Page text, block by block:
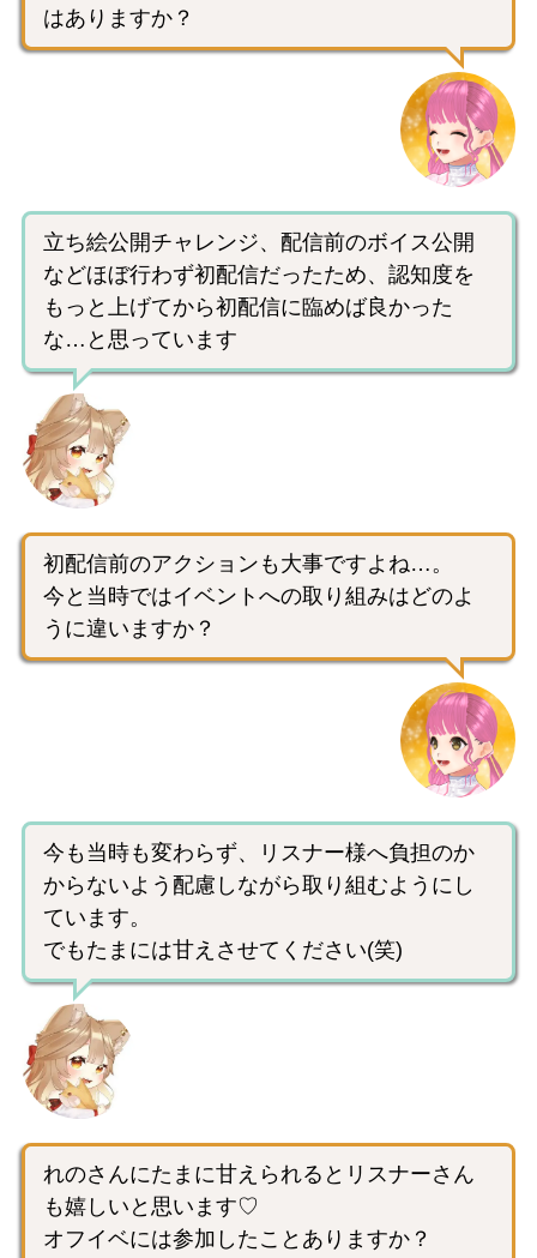
はありますか？
立ち絵公開チャレンジ、配信前のボイス公開
などほぼ行わず初配信だったため、認知度を
もっと上げてから初配信に臨めば良かった
な…と思っています
初配信前のアクションも大事ですよね…。
今と当時ではイベントへの取り組みはどのよ
うに違いますか？
今も当時も変わらず、リスナー様へ負担のか
からないよう配慮しながら取り組むようにし
ています。
でもたまには甘えさせてください(笑)
れのさんにたまに甘えられるとリスナーさん
も嬉しいと思います♡
オフイベには参加したことありますか？